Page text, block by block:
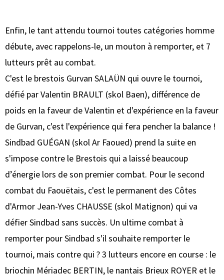
Enfin, le tant attendu tournoi toutes catégories homme
débute, avec rappelons-le, un mouton à remporter, et 7
lutteurs prêt au combat.
C'est le brestois Gurvan SALAÜN qui ouvre le tournoi,
défié par Valentin BRAULT (skol Baen), différence de
poids en la faveur de Valentin et d'expérience en la faveur
de Gurvan, c'est l'expérience qui fera pencher la balance !
Sindbad GUÉGAN (skol Ar Faoued) prend la suite en
s'impose contre le Brestois qui a laissé beaucoup
d’énergie lors de son premier combat. Pour le second
combat du Faouëtais, c'est le permanent des Côtes
d'Armor Jean-Yves CHAUSSE (skol Matignon) qui va
défier Sindbad sans succès. Un ultime combat à
remporter pour Sindbad s'il souhaite remporter le
tournoi, mais contre qui ? 3 lutteurs encore en course : le
briochin Mériadec BERTIN, le nantais Brieux ROYER et le